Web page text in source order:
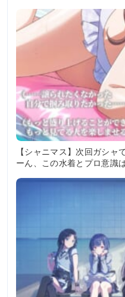
【シャニマス】次回ガシャ
ーん、この水着とプロ意